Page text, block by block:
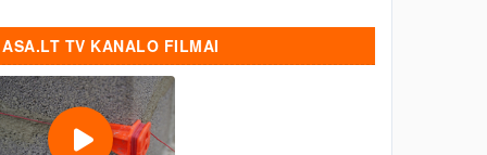
ASA.LT TV KANALO FILMAI